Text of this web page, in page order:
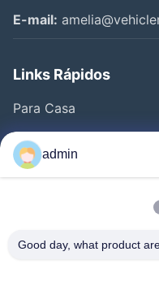
E-mail:
Links Rápidos
Para Casa
Produtos
Vídeos
Controle De Qualidade
admin
Good day, what product